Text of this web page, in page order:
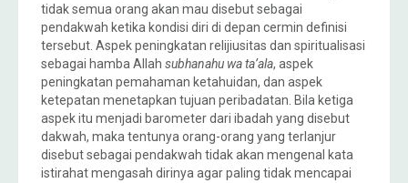
tidak semua orang akan mau disebut sebagai
pendakwah ketika kondisi diri di depan cermin definisi
tersebut. Aspek peningkatan relijiusitas dan spiritualisasi
sebagai hamba Allah subhanahu wa ta’ala, aspek
peningkatan pemahaman ketahuidan, dan aspek
ketepatan menetapkan tujuan peribadatan. Bila ketiga
aspek itu menjadi barometer dari ibadah yang disebut
dakwah, maka tentunya orang-orang yang terlanjur
disebut sebagai pendakwah tidak akan mengenal kata
istirahat mengasah dirinya agar paling tidak mencapai